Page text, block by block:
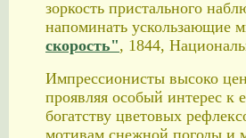
зоркость пристального
напоминать ускользающие
скорость", 1844,
Импрессионисты высоко
проявляя особый интерес к
богатству цветовых
мотивам снежной погоды и